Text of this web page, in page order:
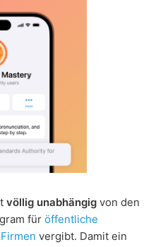
völlig unabhängig von den
für öffentliche
vergibt. Damit ein